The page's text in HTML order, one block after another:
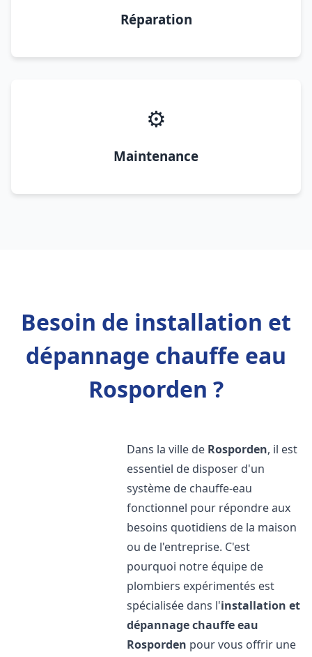
Réparation
⚙️
Maintenance
Besoin de installation et
dépannage chauffe eau
Rosporden ?
Dans la ville de Rosporden, il est
essentiel de disposer d'un
système de chauffe-eau
fonctionnel pour répondre aux
besoins quotidiens de la maison
ou de l'entreprise. C'est
pourquoi notre équipe de
plombiers expérimentés est
spécialisée dans l'installation et
dépannage chauffe eau
Rosporden pour vous offrir une